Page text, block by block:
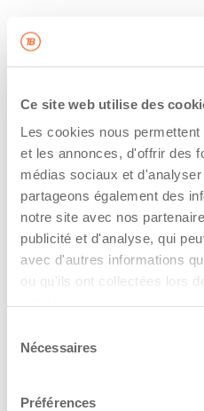
Ce site web utilise des
Les cookies nous
et les annonces, d'offrir des
médias sociaux et
partageons également des
notre site avec nos
publicité et d'analyse, qui
avec d'autres informations
ou qu'ils ont collectées lors
Nécessaires
Préférences